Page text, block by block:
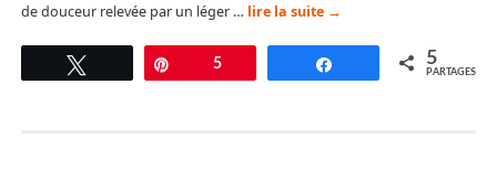
de douceur relevée par un léger … lire la suite →
Tweetez Épingle
5 Partagez 5
PARTAGES